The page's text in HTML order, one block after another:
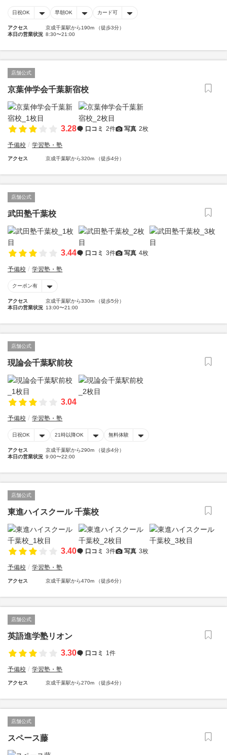
日祝OK 早朝OK カード可
アクセス
京成千葉駅から190m （徒歩3分）
本日の営業状況 8:30〜21:00
店舗公式
京葉伸学会千葉新宿校
3.28 口コミ 2件 写真 2枚
予備校 学習塾・塾
アクセス 京成千葉駅から320m （徒歩4分）
店舗公式
武田塾千葉校
3.44 口コミ 3件 写真 4枚
予備校 学習塾・塾
クーポン有
アクセス
京成千葉駅から330m （徒歩5分）
本日の営業状況 13:00〜21:00
店舗公式
現論会千葉駅前校
3.04
予備校 学習塾・塾
日祝OK 21時以降OK 無料体験
アクセス
京成千葉駅から290m （徒歩4分）
本日の営業状況 9:00〜22:00
店舗公式
東進ハイスクール 千葉校
3.40 口コミ 3件 写真 3枚
予備校 学習塾・塾
アクセス 京成千葉駅から470m （徒歩6分）
店舗公式
英語進学塾リオン
3.30
口コミ 1件
予備校 学習塾・塾
アクセス 京成千葉駅から270m （徒歩4分）
店舗公式
スペース藤